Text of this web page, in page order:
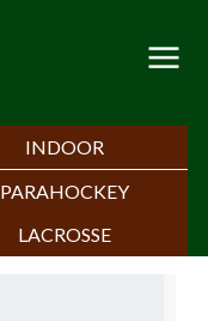
INDOOR
PARAHOCKEY
LACROSSE